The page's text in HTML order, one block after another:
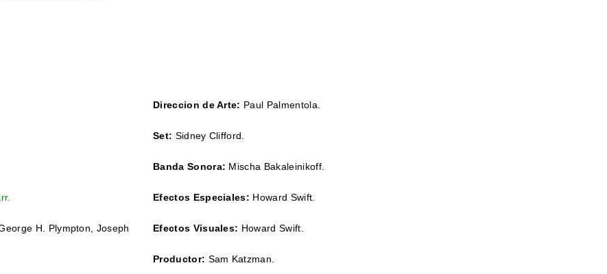
.
H. Plympton, Joseph
Direccion de Arte: Paul Palmentola.
Set: Sidney Clifford.
Banda Sonora: Mischa Bakaleinikoff.
Efectos Especiales: Howard Swift.
Efectos Visuales: Howard Swift.
Productor: Sam Katzman.